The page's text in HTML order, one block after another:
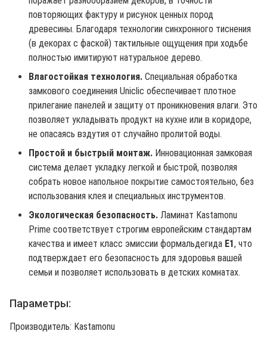
повторяющих фактуру и рисунок ценных пород
древесины. Благодаря технологии синхронного тиснения
(в декорах с фаской) тактильные ощущения при ходьбе
полностью имитируют натуральное дерево.
Влагостойкая технология. Специальная обработка
замкового соединения Uniclic обеспечивает плотное
прилегание панелей и защиту от проникновения влаги. Это
позволяет укладывать продукт на кухне или в коридоре,
не опасаясь вздутия от случайно пролитой воды.
Простой и быстрый монтаж. Инновационная замковая
система делает укладку легкой и быстрой, позволяя
собрать новое напольное покрытие самостоятельно, без
использования клея и специальных инструментов.
Экологическая безопасность. Ламинат Kastamonu
Prime соответствует строгим европейским стандартам
качества и имеет класс эмиссии формальдегида E1, что
подтверждает его безопасность для здоровья вашей
семьи и позволяет использовать в детских комнатах.
Параметры:
Производитель: Kastamonu